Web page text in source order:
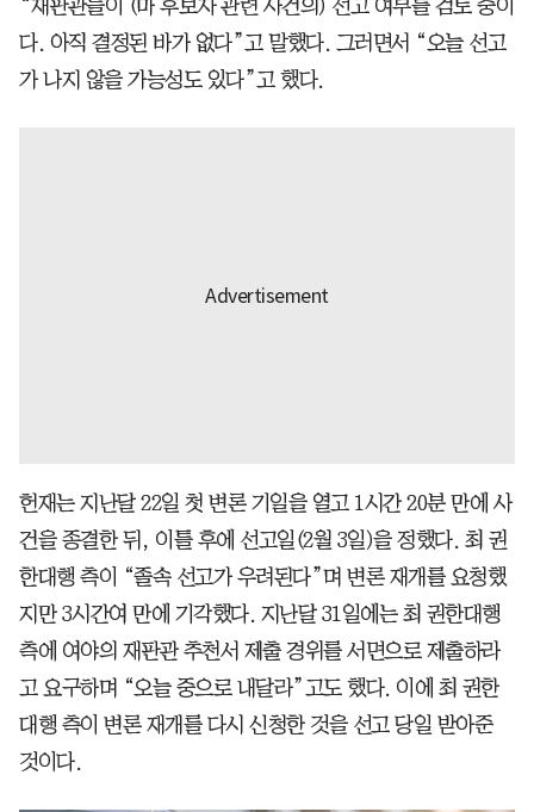
“재판관들이 (마 후보자 관련 사건의) 선고 여부를 검토 중이
다. 아직 결정된 바가 없다”고 말했다. 그러면서 “오늘 선고
가 나지 않을 가능성도 있다”고 했다.
헌재는 지난달 22일 첫 변론 기일을 열고 1시간 20분 만에 사
건을 종결한 뒤, 이틀 후에 선고일(2월 3일)을 정했다. 최 권
한대행 측이 “졸속 선고가 우려된다”며 변론 재개를 요청했
지만 3시간여 만에 기각했다. 지난달 31일에는 최 권한대행
측에 여야의 재판관 추천서 제출 경위를 서면으로 제출하라
고 요구하며 “오늘 중으로 내달라”고도 했다. 이에 최 권한
대행 측이 변론 재개를 다시 신청한 것을 선고 당일 받아준
것이다.